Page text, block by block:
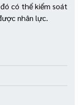
có thể kiểm soát
nhân lực.